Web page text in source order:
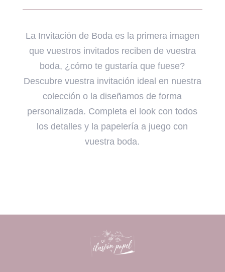
La Invitación de Boda es la primera imagen
que vuestros invitados reciben de vuestra
boda, ¿cómo te gustaría que fuese?
Descubre vuestra invitación ideal en nuestra
colección o la diseñamos de forma
personalizada. Completa el look con todos
los detalles y la papelería a juego con
vuestra boda.